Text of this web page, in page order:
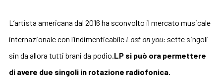
L’artista americana dal 2016 ha sconvolto il mercato musicale
internazionale con l’indimenticabile Lost on you: sette singoli
sin da allora tutti brani da podio.LP si può ora permettere
di avere due singoli in rotazione radiofonica.